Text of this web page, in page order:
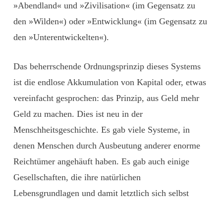
»Abendland« und »Zivilisation« (im Gegensatz zu
den »Wilden«) oder »Entwicklung« (im Gegensatz zu
den »Unterentwickelten«).
Das beherrschende Ordnungsprinzip dieses Systems
ist die endlose Akkumulation von Kapital oder, etwas
vereinfacht gesprochen: das Prinzip, aus Geld mehr
Geld zu machen. Dies ist neu in der
Menschheitsgeschichte. Es gab viele Systeme, in
denen Menschen durch Ausbeutung anderer enorme
Reichtümer angehäuft haben. Es gab auch einige
Gesellschaften, die ihre natürlichen
Lebensgrundlagen und damit letztlich sich selbst